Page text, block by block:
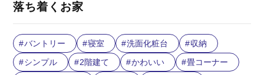
落ち着くお家
バントリー 寝室 洗面化粧台
収納
シンプル
2階建て かわいい
畳コーナー